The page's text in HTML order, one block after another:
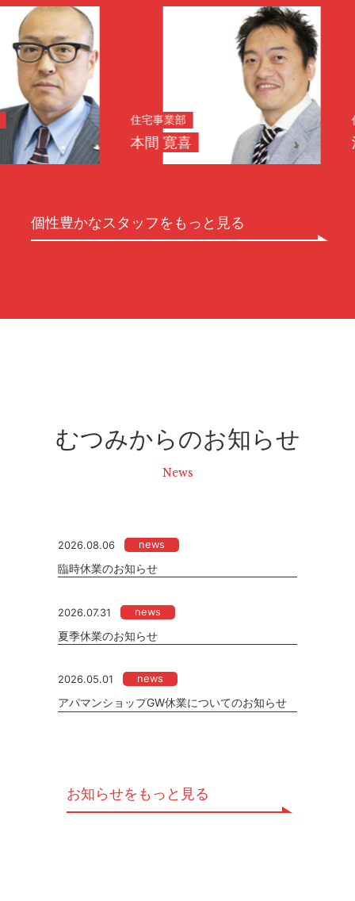
住宅事業部
本間 寛喜
住宅事業
浅野 正
個性豊かなスタッフをもっと見る
むつみからのお知らせ
News
2026.08.06
news
臨時休業のお知らせ
2026.07.31
news
夏季休業のお知らせ
2026.05.01
news
アパマンショップGW休業についてのお知らせ
お知らせをもっと見る